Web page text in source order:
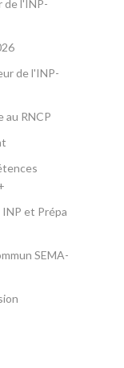
de l'INP-
de l'INP-
au RNCP
et Prépa
SEMA-